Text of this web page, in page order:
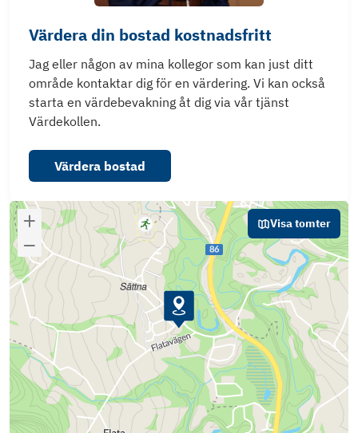
Värdera din bostad kostnadsfritt
Jag eller någon av mina kollegor som kan just ditt
område kontaktar dig för en värdering. Vi kan också
starta en värdebevakning åt dig via vår tjänst
Värdekollen.
Värdera bostad
Visa tomter